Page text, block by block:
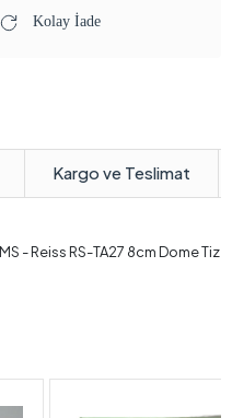
Kolay İade
Kargo ve Teslimat
- Reiss RS-TA27 8cm Dome Tiz